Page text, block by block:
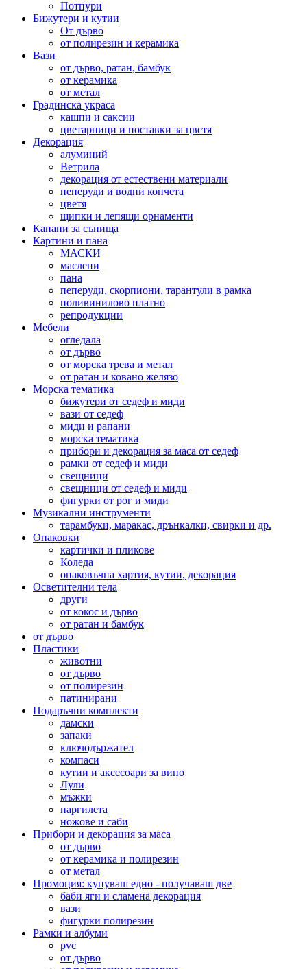
Потпури
Бижутери и кутии
От дърво
от полирезин и керамика
Вази
от дърво, ратан, бамбук
от керамика
от метал
Градинска украса
кашпи и саксии
цветарници и поставки за цветя
Декорация
алуминий
Ветрила
декорация от естествени материали
пеперуди и водни кончета
цветя
щипки и лепящи орнаменти
Капани за сънища
Картини и пана
МАСКИ
маслени
пана
пеперуди, скорпиони, тарантули в рамка
поливинилово платно
репродукции
Мебели
огледала
от дърво
от морска трева и метал
от ратан и ковано желязо
Морска тематика
бижутери от седеф и миди
вази от седеф
миди и рапани
морска тематика
прибори и декорация за маса от седеф
рамки от седеф и миди
свещници
свещници от седеф и миди
фигурки от рог и миди
Музикални инструменти
тарамбуки, маракас, дрънкалки, свирки и др.
Опаковки
картички и пликове
Коледа
опаковъчна хартия, кутии, декорация
Осветителни тела
други
от кокос и дърво
от ратан и бамбук
от дърво
Пластики
животни
от дърво
от полирезин
патинирани
Подаръчни комплекти
дамски
запаки
ключодържател
компаси
кутии и аксесоари за вино
Лули
мъжки
наргилета
ножове и саби
Прибори и декорация за маса
от дърво
от керамика и полирезин
от метал
Промоция: купуваш едно - получаваш две
баби яги и сламена декорация
вази
фигурки полирезин
Рамки и албуми
pvc
от дърво